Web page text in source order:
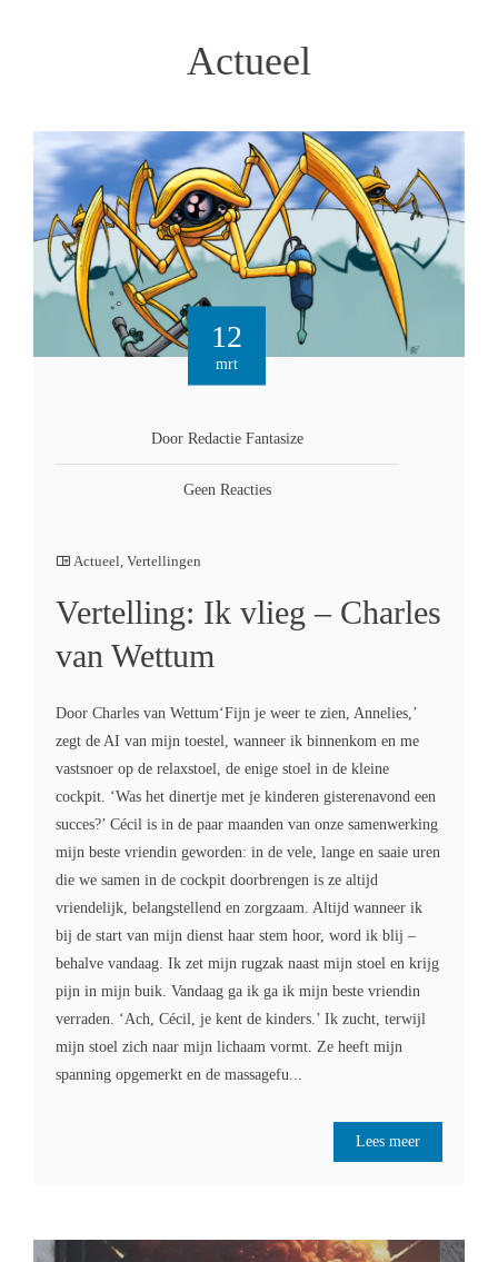
Actueel
12
mrt
Door Redactie Fantasize
Geen Reacties
Actueel, Vertellingen
Vertelling: Ik vlieg – Charles
van Wettum
Door Charles van Wettum‘Fijn je weer te zien, Annelies,’
zegt de AI van mijn toestel, wanneer ik binnenkom en me
vastsnoer op de relaxstoel, de enige stoel in de kleine
cockpit. ‘Was het dinertje met je kinderen gisterenavond een
succes?’ Cécil is in de paar maanden van onze samenwerking
mijn beste vriendin geworden: in de vele, lange en saaie uren
die we samen in de cockpit doorbrengen is ze altijd
vriendelijk, belangstellend en zorgzaam. Altijd wanneer ik
bij de start van mijn dienst haar stem hoor, word ik blij –
behalve vandaag. Ik zet mijn rugzak naast mijn stoel en krijg
pijn in mijn buik. Vandaag ga ik ga ik mijn beste vriendin
verraden. ‘Ach, Cécil, je kent de kinders.’ Ik zucht, terwijl
mijn stoel zich naar mijn lichaam vormt. Ze heeft mijn
spanning opgemerkt en de massagefu...
Lees meer